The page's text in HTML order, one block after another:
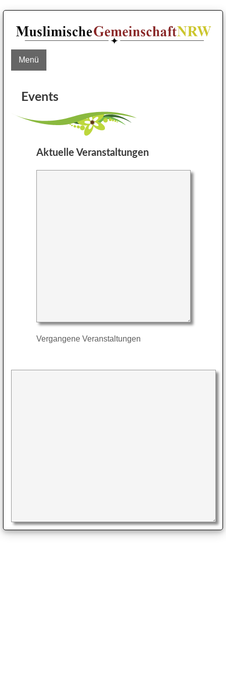
Menü
Events
Aktuelle Veranstaltungen
Vergangene Veranstaltungen